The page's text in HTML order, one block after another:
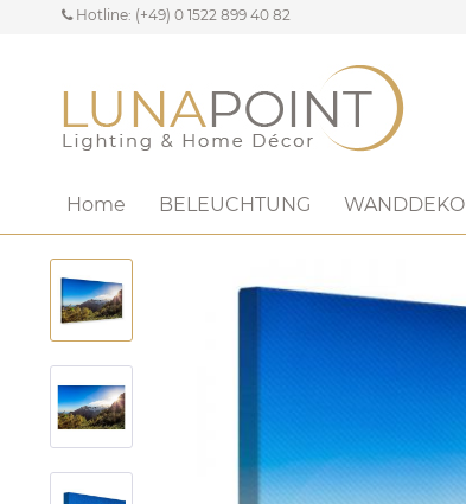
Hotline: (+49) 0 1522 899 40 82
Home BELEUCHTUNG WANDDEKO